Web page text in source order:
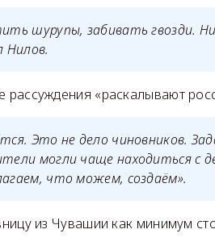
шурупы, забивать гвозди.
Нилов.
«раскалывают
Это не дело чиновников.
могли чаще находиться с
что можем, создаём».
из Чувашии как минимум